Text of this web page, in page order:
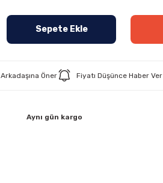
Sepete Ekle
Arkadaşına Öner Fiyatı Düşünce Haber Ver
Aynı gün kargo